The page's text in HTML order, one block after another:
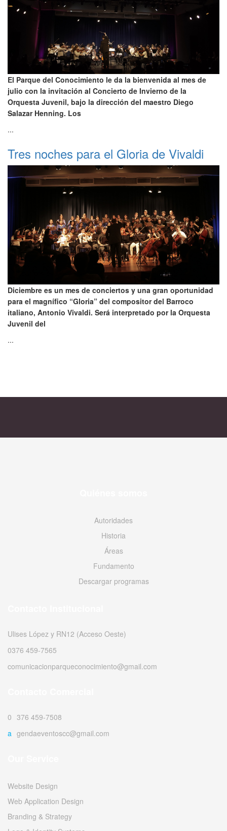
El Parque del Conocimiento le da la bienvenida al mes de
julio con la invitación al Concierto de Invierno de la
Orquesta Juvenil, bajo la dirección del maestro Diego
Salazar Henning. Los
...
Tres noches para el Gloria de Vivaldi
Diciembre es un mes de conciertos y una gran oportunidad
para el magnífico “Gloria” del compositor del Barroco
italiano, Antonio Vivaldi. Será interpretado por la Orquesta
Juvenil del
...
Autoridades
Historia
Áreas
Fundamento
Descargar programas
Ulises López y RN12 (Acceso Oeste)
0376 459-7565
comunicacionparqueconocimiento@gmail.com
0376 459-7508
agendaeventoscc@gmail.com
Website Design
Web Application Design
Branding & Strategy